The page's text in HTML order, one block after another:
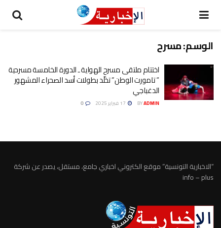
الوسم:مسرح
اختتام ملتقى مسرح الهواية ـ الدورة الخامسة مسرحية
” تامورت الوطن” تخلّد بطولات أسد الصحراء المشهور
الدغباجي
BYADMIN
“الاخبارية التونسية” موقع الكتروني اخباري جامع، مستقل، يصدر عن شركة
info – plus